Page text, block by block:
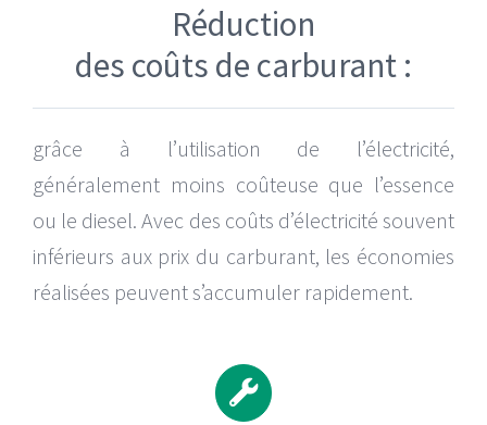
Réduction
des coûts de carburant :
grâce à l’utilisation de l’électricité,
généralement moins coûteuse que l’essence
ou le diesel. Avec des coûts d’électricité souvent
inférieurs aux prix du carburant, les économies
réalisées peuvent s’accumuler rapidement.